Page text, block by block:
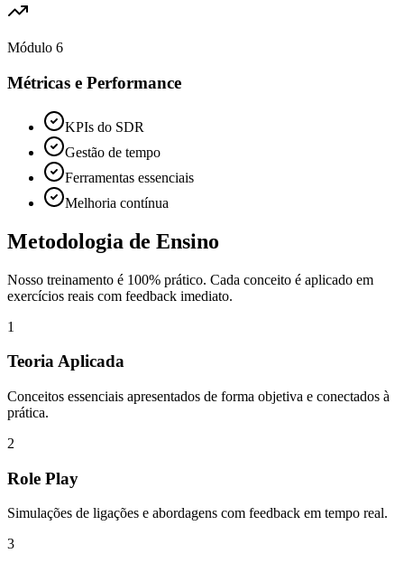
Módulo 6
Métricas e Performance
KPIs do SDR
Gestão de tempo
Ferramentas essenciais
Melhoria contínua
Metodologia de Ensino
Nosso treinamento é 100% prático. Cada conceito é aplicado em
exercícios reais com feedback imediato.
1
Teoria Aplicada
Conceitos essenciais apresentados de forma objetiva e conectados à
prática.
2
Role Play
Simulações de ligações e abordagens com feedback em tempo real.
3